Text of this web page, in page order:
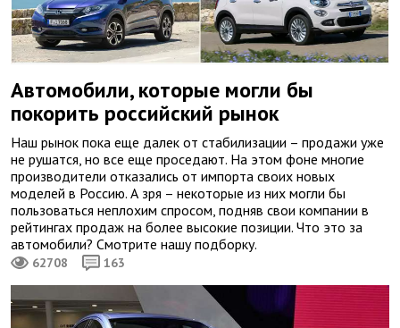
Автомобили, которые могли бы
покорить российский рынок
Наш рынок пока еще далек от стабилизации – продажи уже
не рушатся, но все еще проседают. На этом фоне многие
производители отказались от импорта своих новых
моделей в Россию. А зря – некоторые из них могли бы
пользоваться неплохим спросом, подняв свои компании в
рейтингах продаж на более высокие позиции. Что это за
автомобили? Смотрите нашу подборку.
62708 163